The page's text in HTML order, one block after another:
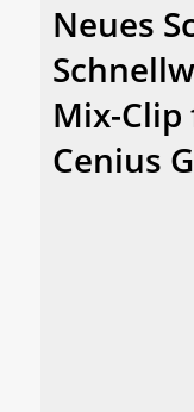
Neues
Mix-
Cenius